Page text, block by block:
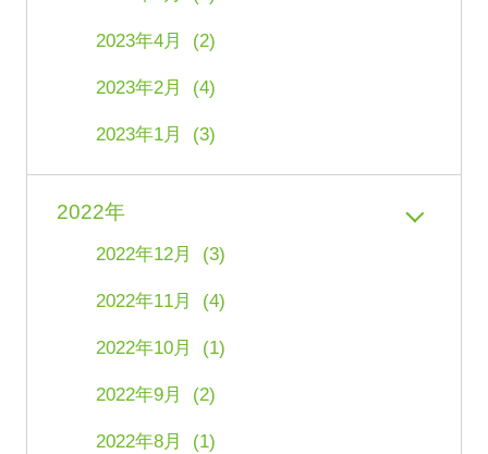
2023年4月 (2)
2023年2月 (4)
2023年1月 (3)
2022年
2022年12月 (3)
2022年11月 (4)
2022年10月 (1)
2022年9月 (2)
2022年8月 (1)